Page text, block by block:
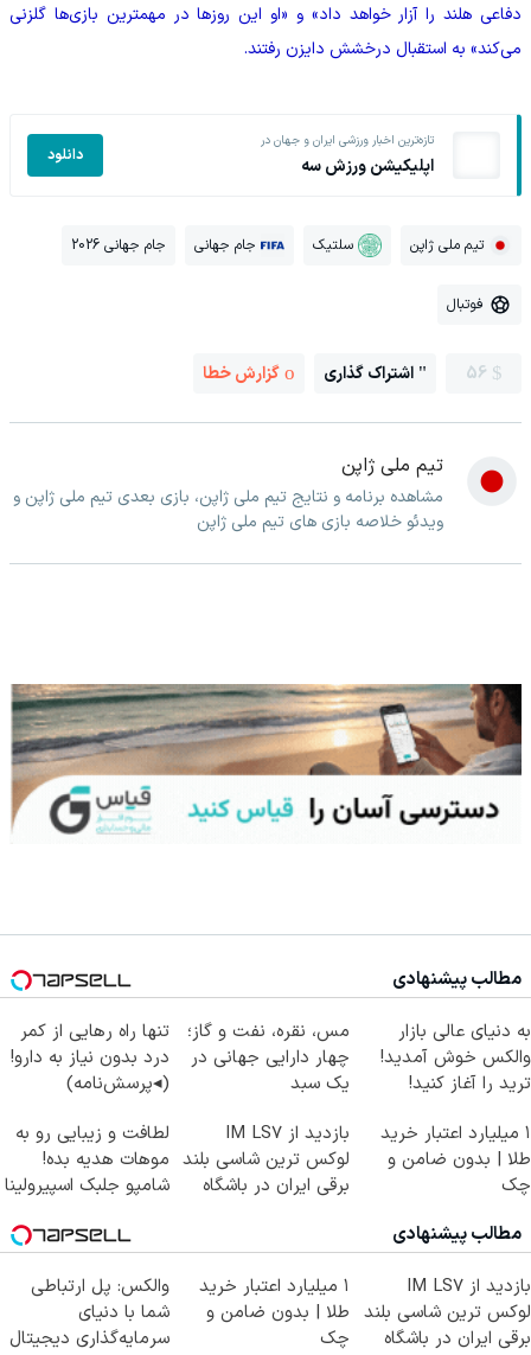
دفاعی هلند را آزار خواهد داد» و «او این روزها در مهمترین بازی‌ها گلزنی
می‌کند» به استقبال درخشش دایزن رفتند.
تازه‌ترین اخبار ورزشی ایران و جهان در
اپلیکیشن ورزش سه دانلود
تیم ملی ژاپن سلتیک جام جهانی جام جهانی 2026
فوتبال
56 اشتراک گذاری گزارش خطا
تیم ملی ژاپن
مشاهده برنامه و نتایج تیم ملی ژاپن، بازی بعدی تیم ملی ژاپن و
ویدئو خلاصه بازی های تیم ملی ژاپن
مطالب پیشنهادی
به دنیای عالی بازار
والکس خوش آمدید!
ترید را آغاز کنید!
مس، نقره، نفت و گاز؛
چهار دارایی جهانی در
یک سبد
تنها راه رهایی از کمر
درد بدون نیاز به دارو!
(◂پرسش‌نامه)
۱ میلیارد اعتبار خرید
طلا | بدون ضامن و
چک
بازدید از IM LS7
لوکس ترین شاسی بلند
برقی ایران در باشگاه
لطافت و زیبایی رو به
موهات هدیه بده!
شامپو جلبک اسپیرولینا
مطالب پیشنهادی
بازدید از IM LS7
لوکس ترین شاسی بلند
برقی ایران در باشگاه
۱ میلیارد اعتبار خرید
طلا | بدون ضامن و
چک
والکس: پل ارتباطی
شما با دنیای
سرمایه‌گذاری دیجیتال